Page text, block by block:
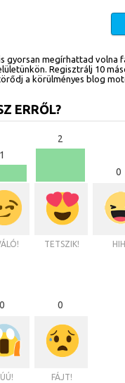
gyorsan megírhattad volna
Regisztrálj 10
a körülményes blog
ERRŐL?
1
2
TETSZIK!
0
0 0
FÁJT!